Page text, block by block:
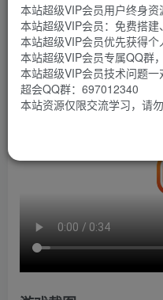
便，每一关都有着不同的
常考验玩家的解谜能力和
游戏视频
本站超级VIP会员用户终身资
本站超级VIP会员：免费搭
本站超级VIP会员优先获得个
本站超级VIP会员专属QQ群
本站超级VIP会员技术问题
超会QQ群：697012340
本站资源仅限交流学习，请